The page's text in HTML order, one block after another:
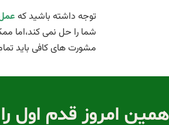
توجه داشته باشيد كه
شما را حل نمی کند،اما
مشورت های كافی بايد
همین امروز قدم اول را